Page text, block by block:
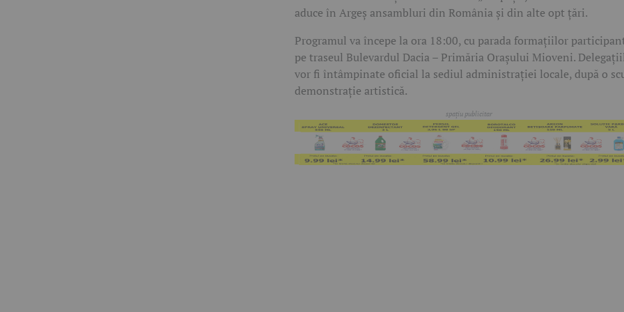
aduce în Argeș ansambluri din România și din alte opt țări.
Programul va începe la ora 18:00, cu parada formațiilor
pe traseul Bulevardul Dacia – Primăria Orașului Mioveni.
vor fi întâmpinate oficial la sediul administrației locale, după o
demonstrație artistică.